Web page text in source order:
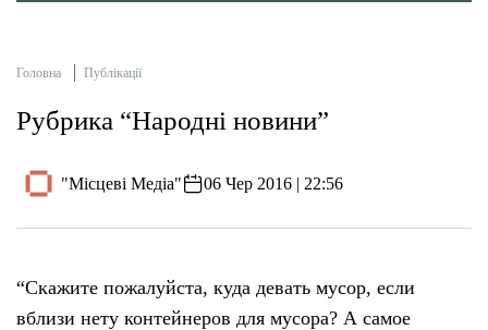
Головна Публікації
Рубрика “Народні новини”
"Місцеві Медіа" 06 Чер 2016 | 22:56
“Скажите пожалуйста, куда девать мусор, если
вблизи нету контейнеров для мусора? А самое